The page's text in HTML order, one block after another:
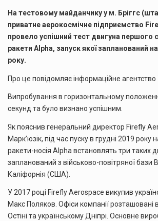
На тестовому майданчику у м. Бріггс
приватне аерокосмічне підприємство
провело успішний тест двигуна першого
ракети Alpha, запуск якої запланований
року.
Про це повідомляє інформаційне агентство
Випробування в горизонтальному
секунд та було визнано успішним.
Як пояснив генеральний директор Firefly
Марк’юзік, під час пуску в грудні 2019 року
ракети-носія Alpha встановлять три таких
запланований з військово-повітряної бази
Каліфорнія (США).
У 2017 році Firefly Aerospace викупив
Макс Поляков. Офіси компанії
Остіні та українському Дніпрі. Основне